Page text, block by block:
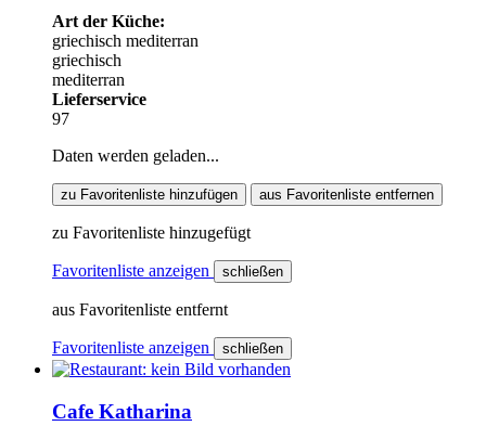
Art der Küche:
griechisch mediterran
griechisch
mediterran
Lieferservice
97
Daten werden geladen...
zu Favoritenliste hinzufügen aus Favoritenliste entfernen
zu Favoritenliste hinzugefügt
Favoritenliste anzeigen schließen
aus Favoritenliste entfernt
Favoritenliste anzeigen schließen
Cafe Katharina